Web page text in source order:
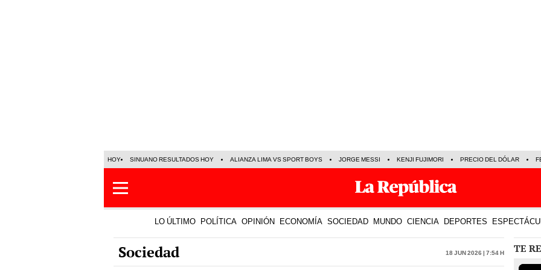
HOY SINUANO RESULTADOS HOY ALIANZA LIMA VS SPORT BOYS JORGE MESSI KENJI FUJIMORI PRECIO DEL DÓLAR
LO ÚLTIMO POLÍTICA OPINIÓN ECONOMÍA SOCIEDAD MUNDO CIENCIA DEPORTES
Sociedad 18 Jun 2026 | 7:54 h TE